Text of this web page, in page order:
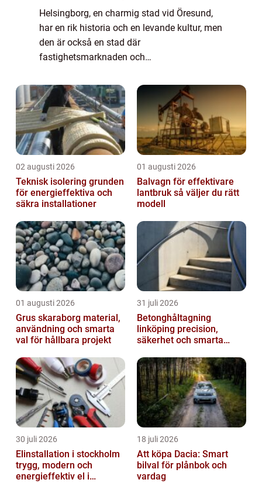
Helsingborg, en charmig stad vid Öresund,
har en rik historia och en levande kultur, men
den är också en stad där
fastighetsmarknaden och
denna kontext spelar yrkesmå...
02 augusti 2026
Teknisk isolering grunden
för energieffektiva och
säkra installationer
01 augusti 2026
Balvagn för effektivare
lantbruk så väljer du rätt
modell
01 augusti 2026
Grus skaraborg material,
användning och smarta
val för hållbara projekt
31 juli 2026
Betonghåltagning
linköping precision,
säkerhet och smarta
30 juli 2026
Elinstallation i stockholm
trygg, modern och
energieffektiv el i
18 juli 2026
Att köpa Dacia: Smart
bilval för plånbok och
vardag